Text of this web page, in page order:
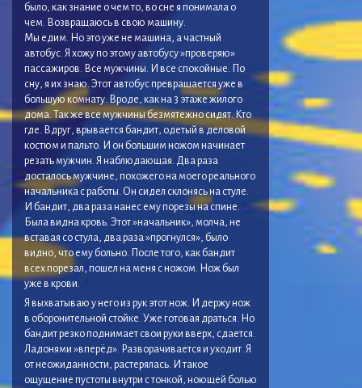
было, как знание о чем то, во сне я понимала о
чем. Возвращаюсь в свою машину.
Мы едим. Но это уже не машина, а частный
автобус. Я хожу по этому автобусу »проверяю»
пассажиров. Все мужчины. И все спокойные. По
сну, я их знаю. Этот автобус превращается уже в
большую комнату. Вроде, как на 3 этаже жилого
дома. Так же все мужчины безмятежно сидят. Кто
где. Вдруг, врывается бандит, одетый в деловой
костюм и пальто. И он большим ножом начинает
резать мужчин. Я наблюдающая. Два раза
досталось мужчине, похожего на моего реального
начальника с работы. Он сидел склонясь на стуле.
И бандит, два раза нанес ему порезы на спине.
Была видна кровь. Этот »начальник», молча, не
вставая со стула, два раза »прогнулся», было
видно, что ему больно. После того, как бандит
всех порезал, пошел на меня с ножом. Нож был
уже в крови.
Я выхватываю у него из рук этот нож. И держу нож
в оборонительной стойке. Уже готовая драться. Но
бандит резко поднимает свои руки вверх, сдается.
Ладонями »вперёд». Разворачивается и уходит. Я
от неожиданности, растерялась. И такое
ощущение пустоты внутри с тонкой, ноющей болью